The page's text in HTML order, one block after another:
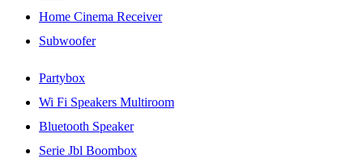
Home Cinema Receiver
Subwoofer
Partybox
Wi Fi Speakers Multiroom
Bluetooth Speaker
Serie Jbl Boombox